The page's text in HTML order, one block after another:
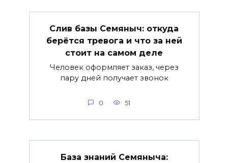
Слив базы Семяныч: откуда
берётся тревога и что за ней
стоит на самом деле
Человек оформляет заказ, через
пару дней получает звонок
0 51
База знаний Семяныча: